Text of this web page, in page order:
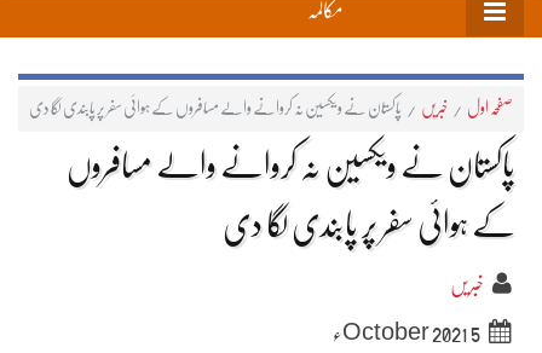
مکالمہ
صفحہ اول / خبریں / پاکستان نے ویکسین نہ کروانے والے مسافروں کے ہوائی سفر پر پابندی لگا دی
پاکستان نے ویکسین نہ کروانے والے مسافروں
کے ہوائی سفر پر پابندی لگا دی
خبریں
5 October 2021ء